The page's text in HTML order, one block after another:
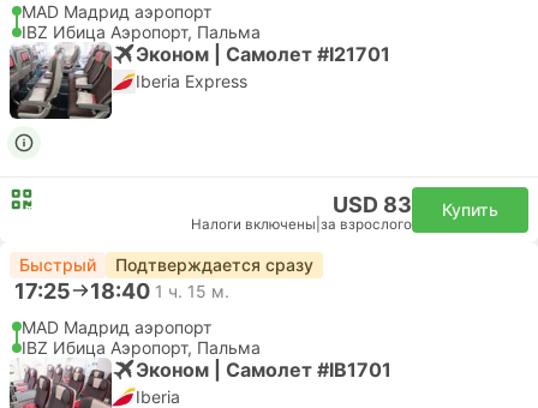
MAD Мадрид аэропорт
IBZ Ибица Аэропорт, Пальма
Эконом | Самолет #I21701
Iberia Express
USD 83
Налоги включены за взрослого
Купить
Быстрый Подтверждается сразу
17:25 18:40 1 ч. 15 м.
MAD Мадрид аэропорт
IBZ Ибица Аэропорт, Пальма
Эконом | Самолет #IB1701
Iberia